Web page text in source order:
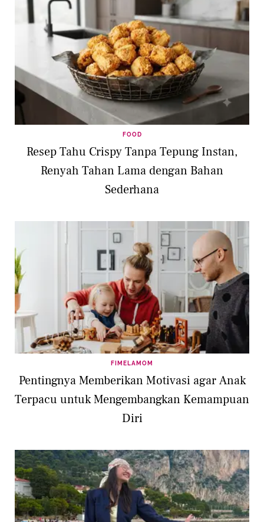
FOOD
Resep Tahu Crispy Tanpa Tepung Instan,
Renyah Tahan Lama dengan Bahan
Sederhana
FIMELAMOM
Pentingnya Memberikan Motivasi agar Anak
Terpacu untuk Mengembangkan Kemampuan
Diri